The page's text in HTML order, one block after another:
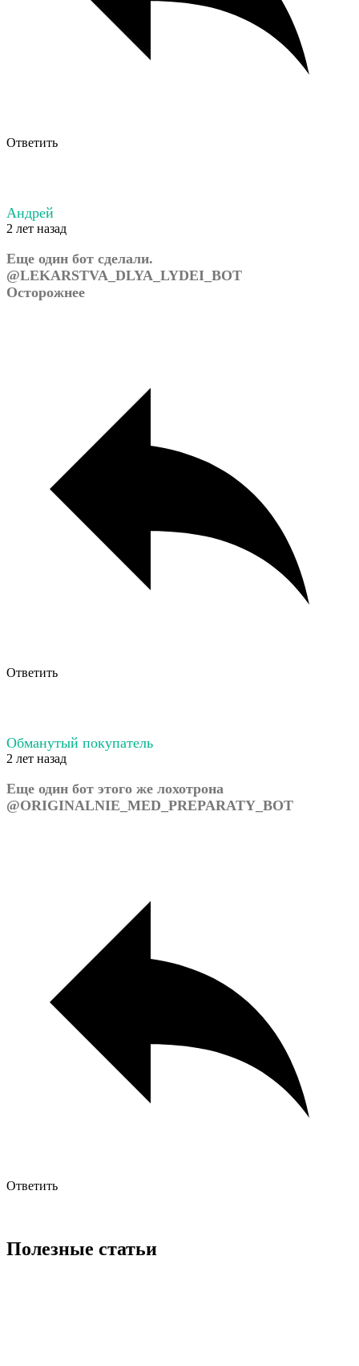
Ответить
Андрей
2 лет назад
Еще один бот сделали.
@LEKARSTVA_DLYA_LYDEI_BOT
Осторожнее
Ответить
Обманутый покупатель
2 лет назад
Еще один бот этого же лохотрона
@ORIGINALNIE_MED_PREPARATY_BOT
Ответить
Полезные статьи